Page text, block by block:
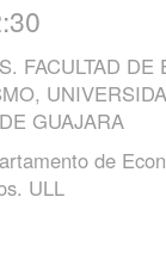
FACULTAD DE
GUAJARA
de
ULL